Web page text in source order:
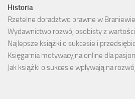
Historia
Rzetelne doradztwo prawne w Braniewie
Wydawnictwo rozwój osobisty z
Najlepsze książki o sukcesie i
Księgarnia motywacyjna online dla
Jak książki o sukcesie wpływają na